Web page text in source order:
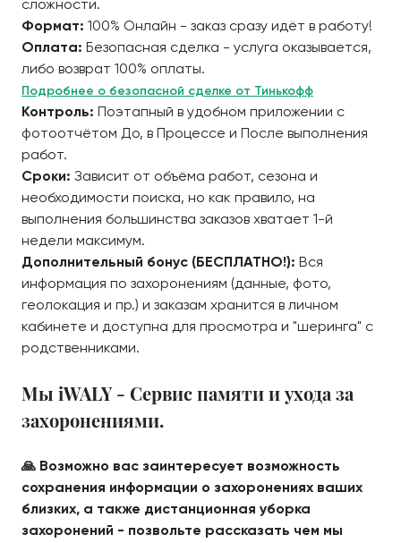
сложности.
Формат: 100% Онлайн - заказ сразу идёт в работу!
Оплата: Безопасная сделка - услуга оказывается,
либо возврат 100% оплаты.
Подробнее о безопасной сделке от Тинькофф
Контроль: Поэтапный в удобном приложении с
фотоотчётом До, в Процессе и После выполнения
работ.
Сроки: Зависит от объёма работ, сезона и
необходимости поиска, но как правило, на
выполнения большинства заказов хватает 1-й
недели максимум.
Дополнительный бонус (БЕСПЛАТНО!): Вся
информация по захоронениям (данные, фото,
геолокация и пр.) и заказам хранится в личном
кабинете и доступна для просмотра и "шеринга" с
родственниками.
Мы iWALY - Сервис памяти и ухода за
захоронениями.
🙏 Возможно вас заинтересует возможность
сохранения информации о захоронениях ваших
близких, а также дистанционная уборка
захоронений - позвольте рассказать чем мы